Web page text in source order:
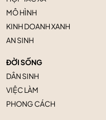
MÔ HÌNH
KINH DOANH XANH
AN SINH
ĐỜI SỐNG
DÂN SINH
VIỆC LÀM
PHONG CÁCH